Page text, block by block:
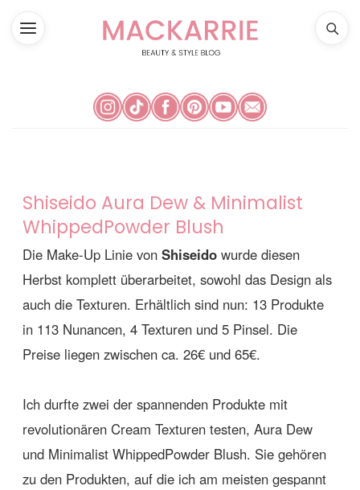
Shiseido Aura Dew & Minimalist
WhippedPowder Blush
Die Make-Up Linie von Shiseido wurde diesen
Herbst komplett überarbeitet, sowohl das Design als
auch die Texturen. Erhältlich sind nun: 13 Produkte
in 113 Nunancen, 4 Texturen und 5 Pinsel. Die
Preise liegen zwischen ca. 26€ und 65€.
Ich durfte zwei der spannenden Produkte mit
revolutionären Cream Texturen testen, Aura Dew
und Minimalist WhippedPowder Blush. Sie gehören
zu den Produkten, auf die ich am meisten gespannt